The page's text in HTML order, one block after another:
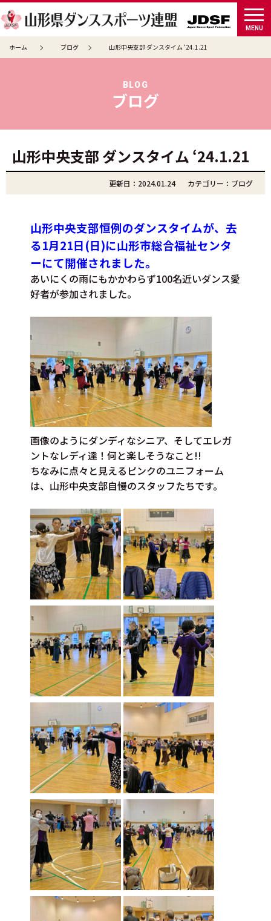
MENU
ホーム ブログ 山形中央支部 ダンスタイム ‘24.1.21
BLOG
ブログ
山形中央支部 ダンスタイム ‘24.1.21
更新日：2024.01.24 カテゴリー： ブログ
山形中央支部恒例のダンスタイムが、去
る1月21日(日)に山形市総合福祉センタ
ーにて開催されました。
あいにくの雨にもかかわらず100名近いダンス愛
好者が参加されました。
画像のようにダンディなシニア、そしてエレガ
ントなレディ達！何と楽しそうなこと!!
ちなみに点々と見えるピンクのユニフォーム
は、山形中央支部自慢のスタッフたちです。